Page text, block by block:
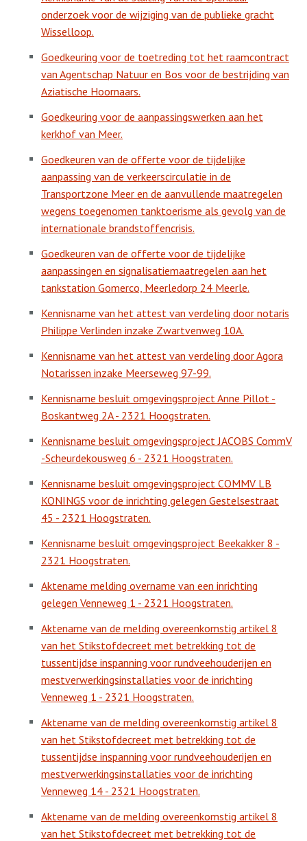
onderzoek voor de wijziging van de publieke gracht
Wisselloop.
Goedkeuring voor de toetreding tot het raamcontract
van Agentschap Natuur en Bos voor de bestrijding van
Aziatische Hoornaars.
Goedkeuring voor de aanpassingswerken aan het
kerkhof van Meer.
Goedkeuren van de offerte voor de tijdelijke
aanpassing van de verkeerscirculatie in de
Transportzone Meer en de aanvullende maatregelen
wegens toegenomen tanktoerisme als gevolg van de
internationale brandstoffencrisis.
Goedkeuren van de offerte voor de tijdelijke
aanpassingen en signalisatiemaatregelen aan het
tankstation Gomerco, Meerledorp 24 Meerle.
Kennisname van het attest van verdeling door notaris
Philippe Verlinden inzake Zwartvenweg 10A.
Kennisname van het attest van verdeling door Agora
Notarissen inzake Meerseweg 97-99.
Kennisname besluit omgevingsproject Anne Pillot -
Boskantweg 2A - 2321 Hoogstraten.
Kennisname besluit omgevingsproject JACOBS CommV
-Scheurdekousweg 6 - 2321 Hoogstraten.
Kennisname besluit omgevingsproject COMMV LB
KONINGS voor de inrichting gelegen Gestelsestraat
45 - 2321 Hoogstraten.
Kennisname besluit omgevingsproject Beekakker 8 -
2321 Hoogstraten.
Aktename melding overname van een inrichting
gelegen Venneweg 1 - 2321 Hoogstraten.
Aktename van de melding overeenkomstig artikel 8
van het Stikstofdecreet met betrekking tot de
tussentijdse inspanning voor rundveehouderijen en
mestverwerkingsinstallaties voor de inrichting
Venneweg 1 - 2321 Hoogstraten.
Aktename van de melding overeenkomstig artikel 8
van het Stikstofdecreet met betrekking tot de
tussentijdse inspanning voor rundveehouderijen en
mestverwerkingsinstallaties voor de inrichting
Venneweg 14 - 2321 Hoogstraten.
Aktename van de melding overeenkomstig artikel 8
van het Stikstofdecreet met betrekking tot de